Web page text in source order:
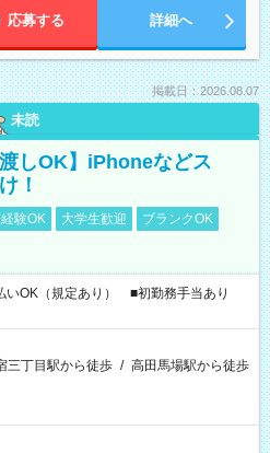
応募する 詳細へ
掲載日：2026.08.07
未読
しOK】iPhoneなどス
！
験OK 大学生歓迎
ブランクOK
OK（規定あり） ■初勤務手当あり
三丁目駅から徒歩 / 高田馬場駅から徒歩